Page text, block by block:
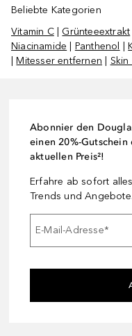
Beliebte Kategorien
Vitamin C| Grünteeextrakt
Niacinamide
Panthenol |
|Mitesser entfernen Skin
Abonnier den
einen 20%-
aktuellen Preis²!
Erfahre ab sofort
Trends und Angebote.
E-Mail-Adresse*